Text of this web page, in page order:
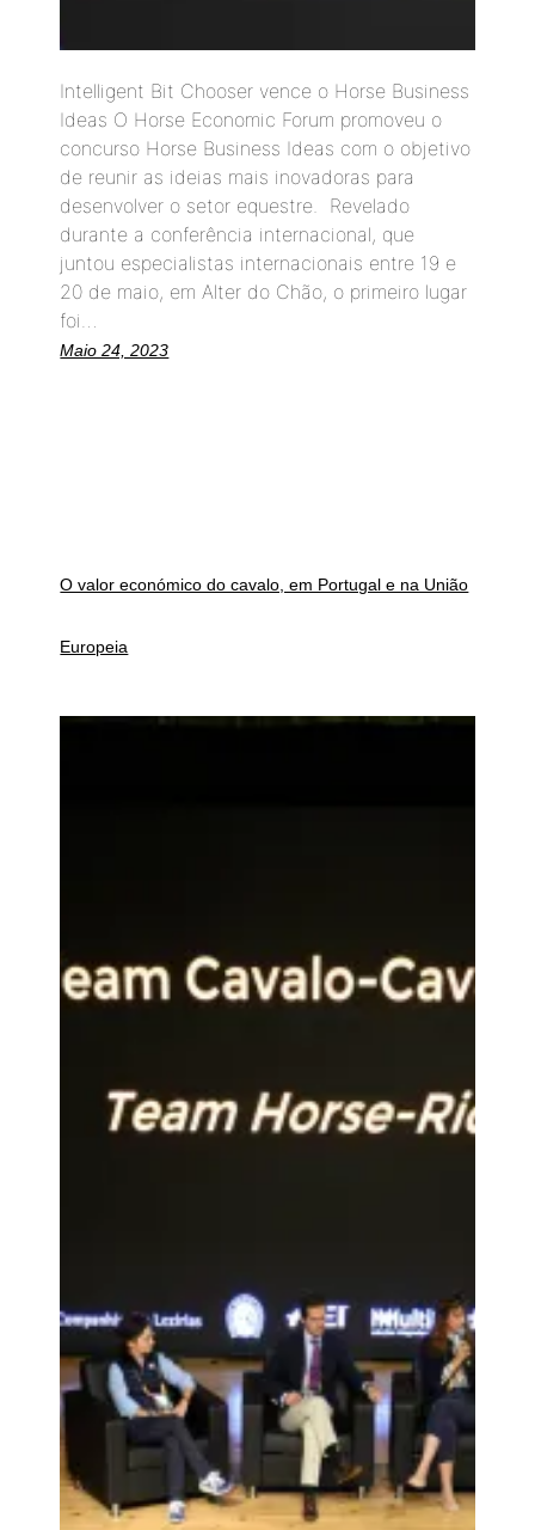
Intelligent Bit Chooser vence o Horse Business
Ideas O Horse Economic Forum promoveu o
concurso Horse Business Ideas com o objetivo
de reunir as ideias mais inovadoras para
desenvolver o setor equestre. Revelado
durante a conferência internacional, que
juntou especialistas internacionais entre 19 e
20 de maio, em Alter do Chão, o primeiro lugar
foi…
Maio 24, 2023
O valor económico do cavalo, em Portugal e na União
Europeia